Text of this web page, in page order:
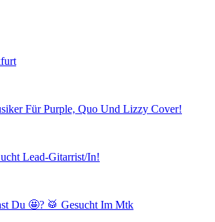
Für Purple, Quo Und Lizzy Cover!
Lead-Gitarrist/In!
Du 🤩? 🥁 Gesucht Im Mtk